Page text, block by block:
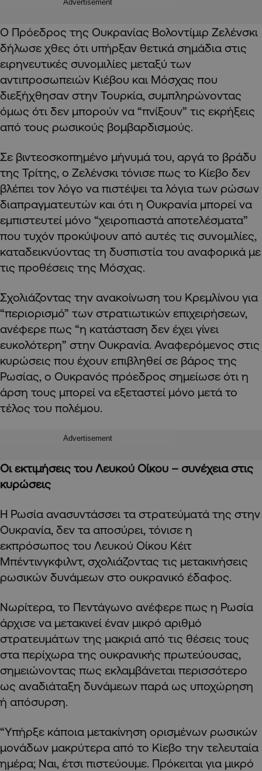
Advertisement
Ο Πρόεδρος της Ουκρανίας Βολοντίμιρ Ζελένσκι
δήλωσε χθες ότι υπήρξαν θετικά σημάδια στις
ειρηνευτικές συνομιλίες μεταξύ των
αντιπροσωπειών Κιέβου και Μόσχας που
διεξήχθησαν στην Τουρκία, συμπληρώνοντας
όμως ότι δεν μπορούν να “πνίξουν” τις εκρήξεις
από τους ρωσικούς βομβαρδισμούς.
Σε βιντεοσκοπημένο μήνυμά του, αργά το βράδυ
της Τρίτης, ο Ζελένσκι τόνισε πως το Κίεβο δεν
βλέπει τον λόγο να πιστέψει τα λόγια των ρώσων
διαπραγματευτών και ότι η Ουκρανία μπορεί να
εμπιστευτεί μόνο “χειροπιαστά αποτελέσματα”
που τυχόν προκύψουν από αυτές τις συνομιλίες,
καταδεικνύοντας τη δυσπιστία του αναφορικά με
τις προθέσεις της Μόσχας.
Σχολιάζοντας την ανακοίνωση του Κρεμλίνου για
“περιορισμό” των στρατιωτικών επιχειρήσεων,
ανέφερε πως “η κατάσταση δεν έχει γίνει
ευκολότερη” στην Ουκρανία. Αναφερόμενος στις
κυρώσεις που έχουν επιβληθεί σε βάρος της
Ρωσίας, ο Ουκρανός πρόεδρος σημείωσε ότι η
άρση τους μπορεί να εξεταστεί μόνο μετά το
τέλος του πολέμου.
Advertisement
Οι εκτιμήσεις του Λευκού Οίκου – συνέχεια στις
κυρώσεις
Η Ρωσία ανασυντάσσει τα στρατεύματά της στην
Ουκρανία, δεν τα αποσύρει, τόνισε η
εκπρόσωπος του Λευκού Οίκου Κέιτ
Μπέντινγκφιλντ, σχολιάζοντας τις μετακινήσεις
ρωσικών δυνάμεων στο ουκρανικό έδαφος.
Νωρίτερα, το Πεντάγωνο ανέφερε πως η Ρωσία
άρχισε να μετακινεί έναν μικρό αριθμό
στρατευμάτων της μακριά από τις θέσεις τους
στα περίχωρα της ουκρανικής πρωτεύουσας,
σημειώνοντας πως εκλαμβάνεται περισσότερο
ως αναδιάταξη δυνάμεων παρά ως υποχώρηση
ή απόσυρση.
“Υπήρξε κάποια μετακίνηση ορισμένων ρωσικών
μονάδων μακρύτερα από το Κίεβο την τελευταία
ημέρα; Ναι, έτσι πιστεύουμε. Πρόκειται για μικρό